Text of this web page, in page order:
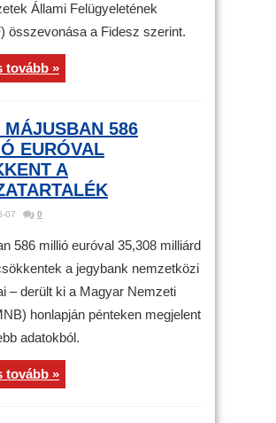
Állami Felügyeletének
összevonása a Fidesz szerint.
tovább »
MÁJUSBAN 586
EURÓVAL
A
07 0
586 millió euróval 35,308 milliárd
a jegybank nemzetközi
– derült ki a Magyar Nemzeti
honlapján pénteken megjelent
adatokból.
tovább »